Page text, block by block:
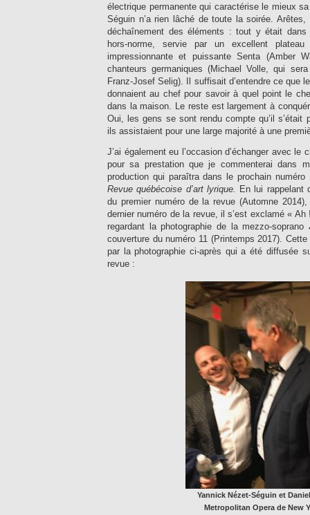
électrique permanente qui caractérise le mieux
Séguin n’a rien lâché de toute la soirée.
déchaînement des éléments : tout y était dans
hors-norme, servie par un excellent
impressionnante et puissante Senta (Amber
chanteurs germaniques (Michael Volle, qui
Franz-Josef Selig). Il suffisait d’entendre ce que
donnaient au chef pour savoir à quel point le
dans la maison. Le reste est largement à
Oui, les gens se sont rendu compte qu’il s’était
ils assistaient pour une large majorité à une
J’ai également eu l’occasion d’échanger avec le
pour sa prestation que je commenterai dans
production qui paraîtra dans le prochain
Revue québécoise d’art lyrique.
En lui rappelant
du premier numéro de la revue (Automne
dernier numéro de la revue, il s’est exclamé «
regardant la photographie de la mezzo-soprano
couverture du numéro 11 (Printemps 2017).
par la photographie ci-après qui a été diffusée
revue :
Yannick Nézet-Séguin et
Metropolitan Opera de New